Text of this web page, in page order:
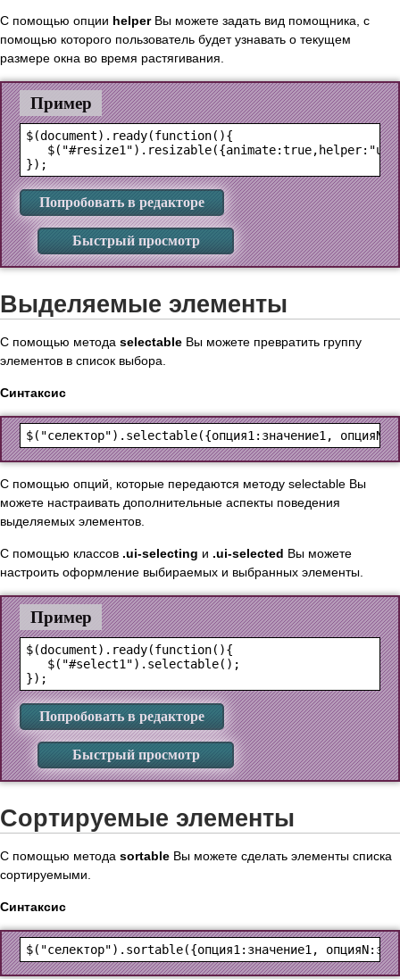
С помощью опции helperВы можете задать вид помощника, с
помощью которого пользователь будет узнавать о текущем
размере окна во время растягивания.
Пример
$(document).ready(function(){
Попробовать в редакторе
Быстрый просмотр
Выделяемые элементы
С помощью метода selectable Вы можете превратить группу
элементов в список выбора.
Синтаксис
С помощью опций, которые передаются методу selectable Вы
можете настраивать дополнительные аспекты поведения
выделяемых элементов.
С помощью классов .ui-selecting и .ui-selected Вы можете
настроить оформление выбираемых и выбранных элементы.
Пример
$(document).ready(function(){
   $("#select1").selectable();
Попробовать в редакторе
Быстрый просмотр
Сортируемые элементы
С помощью метода sortable Вы можете сделать элементы списка
сортируемыми.
Синтаксис